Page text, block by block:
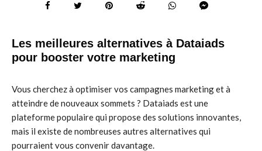
Les meilleures alternatives à Dataiads
pour booster votre marketing
Vous cherchez à optimiser vos campagnes marketing et à
atteindre de nouveaux sommets ? Dataiads est une
plateforme populaire qui propose des solutions innovantes,
mais il existe de nombreuses autres alternatives qui
pourraient vous convenir davantage.